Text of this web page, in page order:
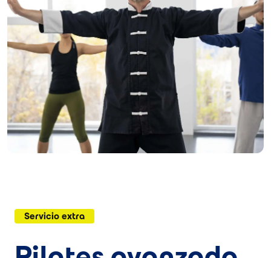
Servicio extra